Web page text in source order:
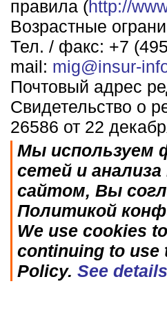
правила (http://
Возрастные
Тел. / факс: +7
mail: mig@insur-
Почтовый адрес
Свидетельство о
26586 от 22
Мы используем
сетей и
сайтом, Вы
Политикой
We use cookies
continuing to use
Policy. See details